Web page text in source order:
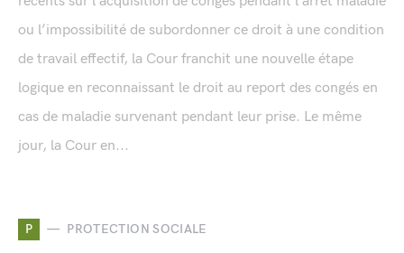
ou l’impossibilité de subordonner ce droit à une condition
de travail effectif, la Cour franchit une nouvelle étape
logique en reconnaissant le droit au report des congés en
cas de maladie survenant pendant leur prise. Le même
jour, la Cour en...
P PROTECTION SOCIALE